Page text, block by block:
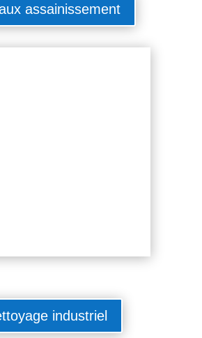
assainissement
industriel